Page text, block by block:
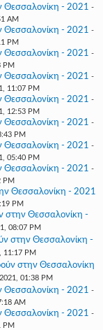
Θεσσαλονίκη - 2021 -
AM
Θεσσαλονίκη - 2021 -
PM
Θεσσαλονίκη - 2021 -
PM
Θεσσαλονίκη - 2021 -
11:07 PM
Θεσσαλονίκη - 2021 -
12:53 PM
Θεσσαλονίκη - 2021 -
PM
Θεσσαλονίκη - 2021 -
05:40 PM
Θεσσαλονίκη - 2021 -
PM
Θεσσαλονίκη - 2021
PM
στην Θεσσαλονίκη -
08:07 PM
στην Θεσσαλονίκη -
11:17 PM
στην Θεσσαλονίκη
01:38 PM
Θεσσαλονίκη - 2021 -
AM
Θεσσαλονίκη - 2021 -
PM